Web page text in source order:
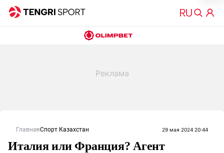
ГлавнаяСпорт Казахстан 29 мая 2024 20:44
Италия или Франция? Агент